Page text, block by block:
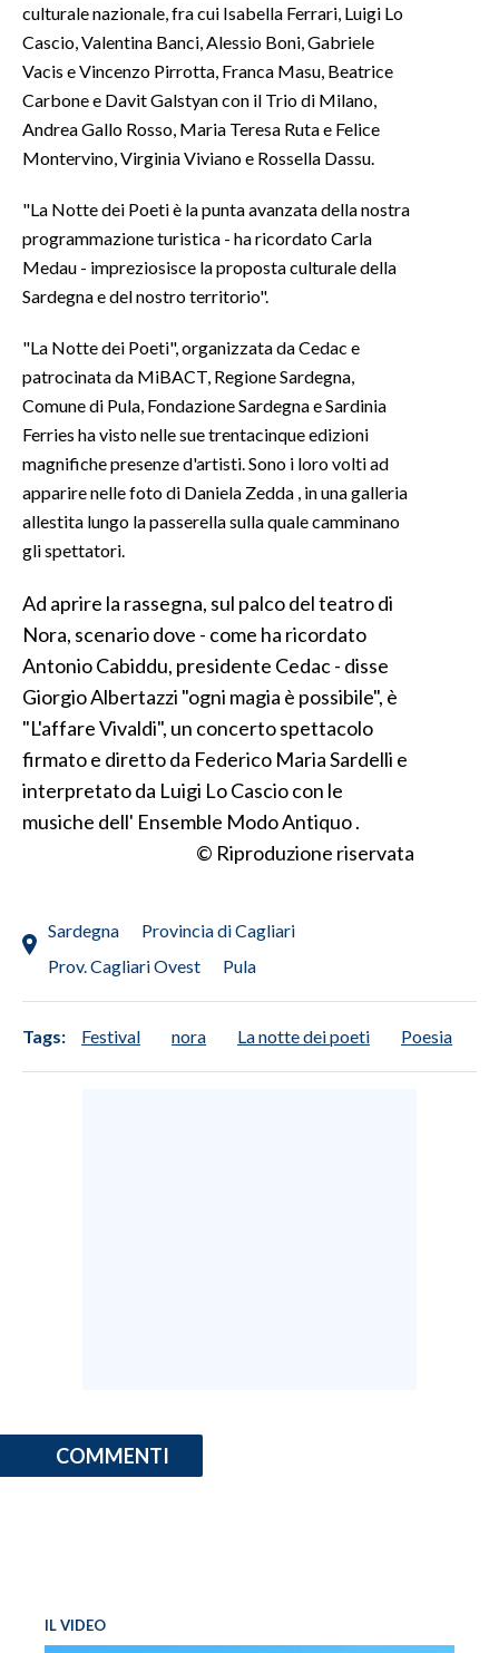
#CARAUNIONE
3 MINUTI CON
INFO AZIENDE
ABBONATI
ANNUNCI
NECROLOGI
PUBBLICITÀ
SPIAGGE
STORE
culturale nazionale, fra cui Isabella Ferrari, Luigi Lo
Cascio, Valentina Banci, Alessio Boni, Gabriele
Vacis e Vincenzo Pirrotta, Franca Masu, Beatrice
Carbone e Davit Galstyan con il Trio di Milano,
Andrea Gallo Rosso, Maria Teresa Ruta e Felice
Montervino, Virginia Viviano e Rossella Dassu.
"La Notte dei Poeti è la punta avanzata della nostra
programmazione turistica - ha ricordato Carla
Medau - impreziosisce la proposta culturale della
Sardegna e del nostro territorio".
"La Notte dei Poeti", organizzata da Cedac e
patrocinata da MiBACT, Regione Sardegna,
Comune di Pula, Fondazione Sardegna e Sardinia
Ferries ha visto nelle sue trentacinque edizioni
magnifiche presenze d'artisti. Sono i loro volti ad
apparire nelle foto di Daniela Zedda , in una galleria
allestita lungo la passerella sulla quale camminano
gli spettatori.
Ad aprire la rassegna, sul palco del teatro di
Nora, scenario dove - come ha ricordato
Antonio Cabiddu, presidente Cedac - disse
Giorgio Albertazzi "ogni magia è possibile", è
"L'affare Vivaldi", un concerto spettacolo
firmato e diretto da Federico Maria Sardelli e
interpretato da Luigi Lo Cascio con le
musiche dell' Ensemble Modo Antiquo .
© Riproduzione riservata
Sardegna
Provincia di Cagliari
Prov. Cagliari Ovest
Pula
Tags: Festival nora La notte dei poeti Poesia
COMMENTI
IL VIDEO